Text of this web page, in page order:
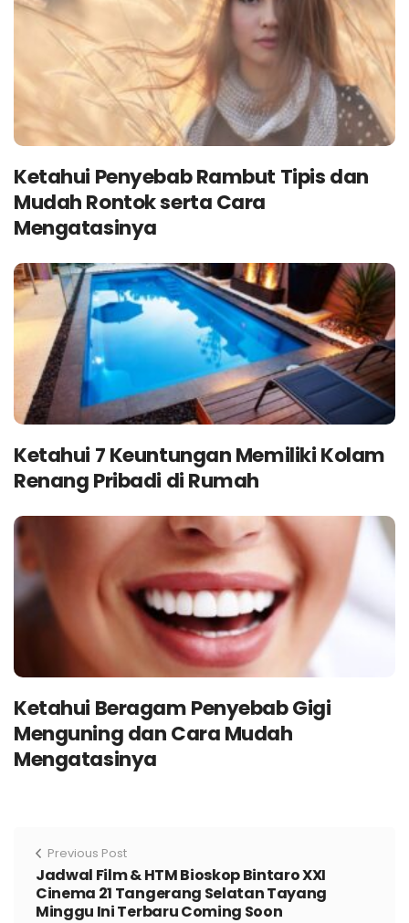
Ketahui Penyebab Rambut Tipis dan
Mudah Rontok serta Cara
Mengatasinya
Ketahui 7 Keuntungan Memiliki Kolam
Renang Pribadi di Rumah
Ketahui Beragam Penyebab Gigi
Menguning dan Cara Mudah
Mengatasinya
Previous Post
Jadwal Film & HTM Bioskop Bintaro XXI
Cinema 21 Tangerang Selatan Tayang
Minggu Ini Terbaru Coming Soon